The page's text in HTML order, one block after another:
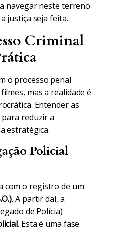
navegar neste terreno
justiça seja feita.
Criminal
o processo penal
mas a realidade é
Entender as
reduzir a
estratégica.
Policial
com o registro de um
. A partir daí, a
de Polícia)
. Esta é uma fase